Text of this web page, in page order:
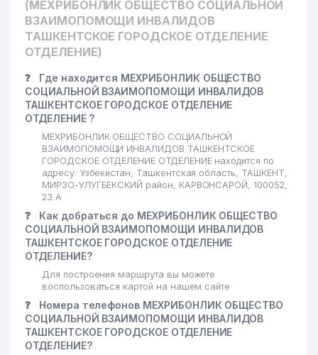
ООО
21 DATEX SYSTEMS ООО 932 м
(МЕХРИБОНЛИК ОБЩЕСТВО СОЦИАЛЬНОЙ
ВЗАИМОПОМОЩИ ИНВАЛИДОВ
ТАШКЕНТСКОЕ ГОРОДСКОЕ ОТДЕЛЕНИЕ
ОТДЕЛЕНИЕ)
❓
Где находится МЕХРИБОНЛИК ОБЩЕСТВО
СОЦИАЛЬНОЙ ВЗАИМОПОМОЩИ ИНВАЛИДОВ
ТАШКЕНТСКОЕ ГОРОДСКОЕ ОТДЕЛЕНИЕ
ОТДЕЛЕНИЕ ?
МЕХРИБОНЛИК ОБЩЕСТВО СОЦИАЛЬНОЙ
ВЗАИМОПОМОЩИ ИНВАЛИДОВ ТАШКЕНТСКОЕ
ГОРОДСКОЕ ОТДЕЛЕНИЕ ОТДЕЛЕНИЕ находится по
адресу: Узбекистан, Ташкентская область, ТАШКЕНТ,
МИРЗО-УЛУГБЕКСКИЙ район, КАРВОНСАРОЙ, 100052,
23 А
❓
Как добраться до МЕХРИБОНЛИК ОБЩЕСТВО
СОЦИАЛЬНОЙ ВЗАИМОПОМОЩИ ИНВАЛИДОВ
ТАШКЕНТСКОЕ ГОРОДСКОЕ ОТДЕЛЕНИЕ
ОТДЕЛЕНИЕ?
Для построения маршрута вы можете
воспользоваться картой на нашем сайте
❓
Номера телефонов МЕХРИБОНЛИК ОБЩЕСТВО
СОЦИАЛЬНОЙ ВЗАИМОПОМОЩИ ИНВАЛИДОВ
ТАШКЕНТСКОЕ ГОРОДСКОЕ ОТДЕЛЕНИЕ
ОТДЕЛЕНИЕ?